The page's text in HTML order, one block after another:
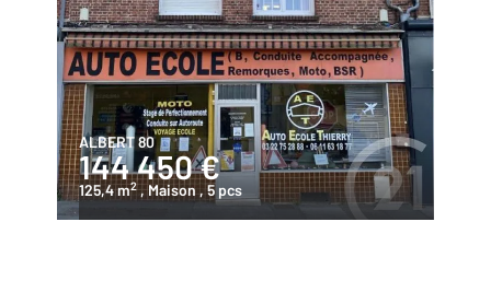
ALBERT 80
144 450 €
125,4 m2 , Maison , 5 pcs